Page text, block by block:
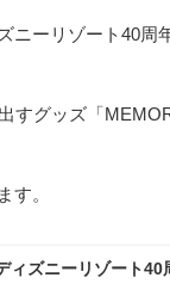
ニーリゾート40周
すグッズ「
す。
ィズニーリゾート